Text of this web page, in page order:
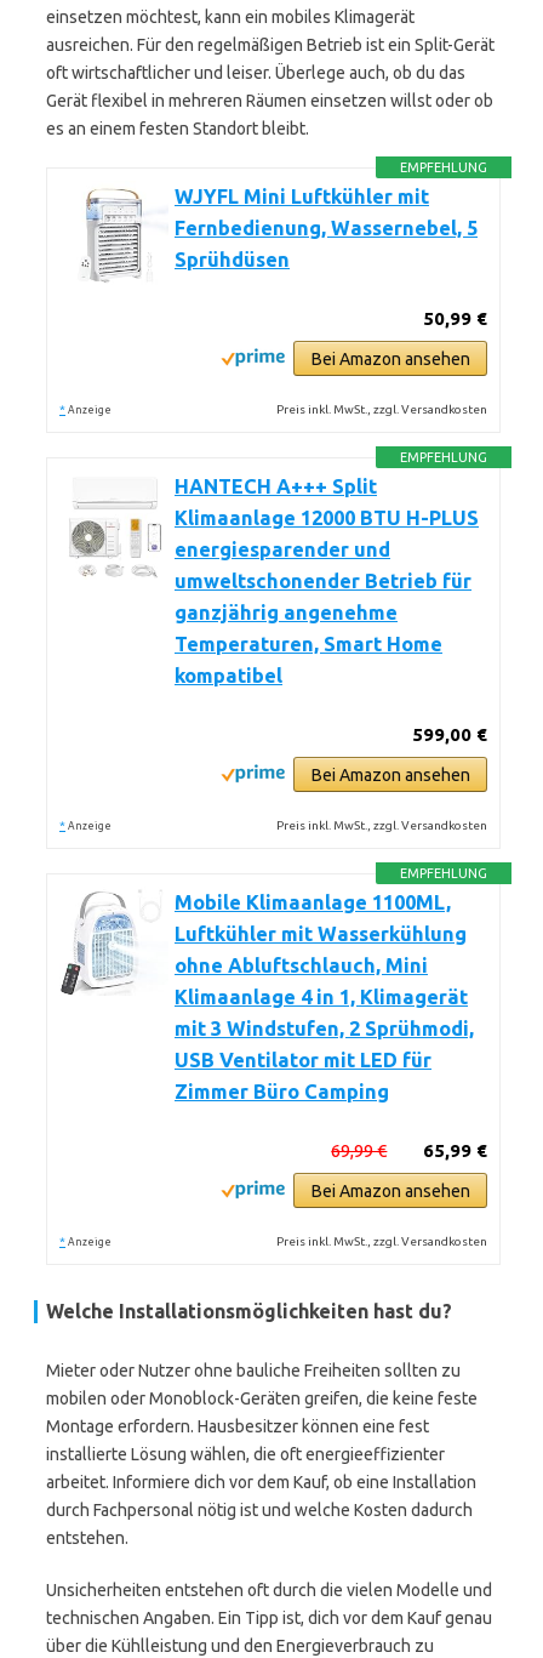
einsetzen möchtest, kann ein mobiles Klimagerät
ausreichen. Für den regelmäßigen Betrieb ist ein Split-Gerät
oft wirtschaftlicher und leiser. Überlege auch, ob du das
Gerät flexibel in mehreren Räumen einsetzen willst oder ob
es an einem festen Standort bleibt.
EMPFEHLUNG
WJYFL Mini Luftkühler mit
Fernbedienung, Wassernebel, 5
Sprühdüsen
50,99 €
Bei Amazon ansehen
* Anzeige Preis inkl. MwSt., zzgl. Versandkosten
EMPFEHLUNG
HANTECH A+++ Split
Klimaanlage 12000 BTU H-PLUS
energiesparender und
umweltschonender Betrieb für
ganzjährig angenehme
Temperaturen, Smart Home
kompatibel
599,00 €
Bei Amazon ansehen
* Anzeige Preis inkl. MwSt., zzgl. Versandkosten
EMPFEHLUNG
Mobile Klimaanlage 1100ML,
Luftkühler mit Wasserkühlung
ohne Abluftschlauch, Mini
Klimaanlage 4 in 1, Klimagerät
mit 3 Windstufen, 2 Sprühmodi,
USB Ventilator mit LED für
Zimmer Büro Camping
65,99 €
69,99 €
Bei Amazon ansehen
* Anzeige Preis inkl. MwSt., zzgl. Versandkosten
Welche Installationsmöglichkeiten hast du?
Mieter oder Nutzer ohne bauliche Freiheiten sollten zu
mobilen oder Monoblock-Geräten greifen, die keine feste
Montage erfordern. Hausbesitzer können eine fest
installierte Lösung wählen, die oft energieeffizienter
arbeitet. Informiere dich vor dem Kauf, ob eine Installation
durch Fachpersonal nötig ist und welche Kosten dadurch
entstehen.
Unsicherheiten entstehen oft durch die vielen Modelle und
technischen Angaben. Ein Tipp ist, dich vor dem Kauf genau
über die Kühlleistung und den Energieverbrauch zu